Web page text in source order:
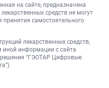
на сайте, предназначена
средств не могут
самостоятельного
лекарственных средств,
иной информации с сайта
“ГЭОТАР Цифровые